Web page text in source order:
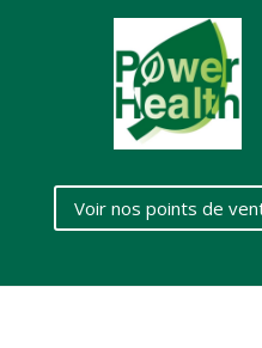
Voir nos points de